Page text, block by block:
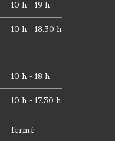
10 h - 19 h
10 h - 18.30 h
10 h - 18 h
10 h - 17.30 h
fermé